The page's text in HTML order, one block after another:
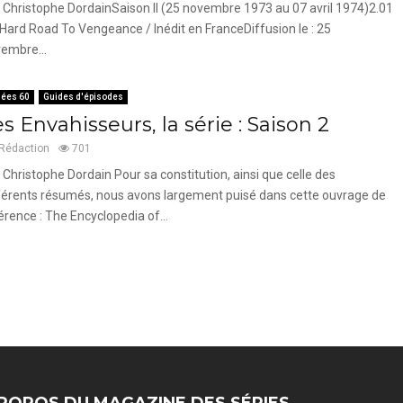
Christophe DordainSaison II (25 novembre 1973 au 07 avril 1974)2.01
Road To Vengeance / Inédit en FranceDiffusion le : 25
60 Guides d'épisodes
Envahisseurs, la série : Saison 2
Rédaction 701
Christophe Dordain Pour sa constitution, ainsi que celle des
résumés, nous avons largement puisé dans cette ouvrage de
: The Encyclopedia of...